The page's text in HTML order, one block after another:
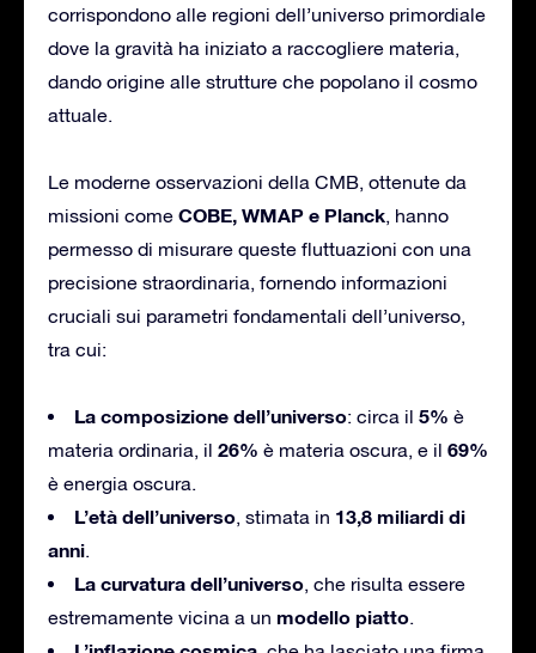
corrispondono alle regioni dell’universo primordiale
dove la gravità ha iniziato a raccogliere materia,
dando origine alle strutture che popolano il cosmo
attuale.
Le moderne osservazioni della CMB, ottenute da
missioni come COBE, WMAP e Planck, hanno
permesso di misurare queste fluttuazioni con una
precisione straordinaria, fornendo informazioni
cruciali sui parametri fondamentali dell’universo,
tra cui:
La composizione dell’universo: circa il 5% è
materia ordinaria, il 26% è materia oscura, e il 69%
è energia oscura.
L’età dell’universo, stimata in 13,8 miliardi di
anni.
La curvatura dell’universo, che risulta essere
estremamente vicina a un modello piatto.